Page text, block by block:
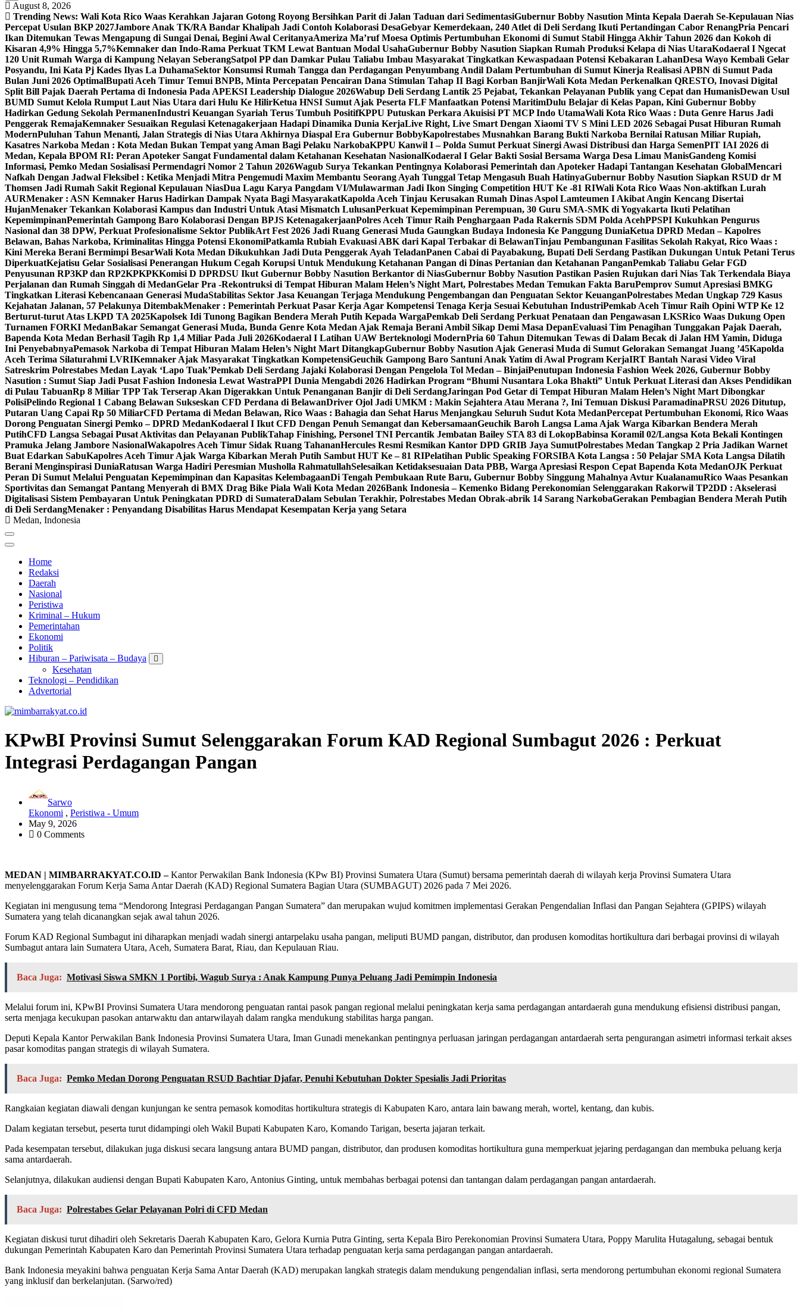
August 8, 2026
Trending News: Wali Kota Rico Waas Kerahkan Jajaran Gotong Royong Bersihkan Parit di Jalan Taduan dari SedimentasiGubernur Bobby Nasution Minta Kepala Daerah Se-Kepulauan Nias
Percepat Usulan BKP 2027Jambore Anak TK/RA Bandar Khalipah Jadi Contoh Kolaborasi DesaGebyar Kemerdekaan, 240 Atlet di Deli Serdang Ikuti Pertandingan Cabor RenangPria Pencari
Ikan Ditemukan Tewas Mengapung di Sungai Denai, Begini Awal Ceritanya‎Ameriza Ma’ruf Moesa‎ Optimis Pertumbuhan Ekonomi di Sumut Stabil Hingga Akhir Tahun 2026 dan Kokoh di
Kisaran 4,9% Hingga 5,7%Kemnaker dan Indo-Rama Perkuat TKM Lewat Bantuan Modal UsahaGubernur Bobby Nasution Siapkan Rumah Produksi Kelapa di Nias UtaraKodaeral I Ngecat
120 Unit Rumah Warga di Kampung Nelayan SeberangSatpol PP dan Damkar Pulau Taliabu Imbau Masyarakat Tingkatkan Kewaspadaan Potensi Kebakaran LahanDesa Wayo Kembali Gelar
Posyandu, Ini Kata Pj Kades Ilyas La DuhamaSektor Konsumsi Rumah Tangga dan Perdagangan Penyumbang Andil Dalam Pertumbuhan di Sumut ‎ Kinerja Realisasi APBN di Sumut Pada
Bulan Juni 2026 Optimal‎‎Bupati Aceh Timur Temui BNPB, Minta Percepatan Pencairan Dana Stimulan Tahap II Bagi Korban BanjirWali Kota Medan Perkenalkan QRESTO, Inovasi Digital
Split Bill Pajak Daerah Pertama di Indonesia Pada APEKSI Leadership Dialogue 2026Wabup Deli Serdang Lantik 25 Pejabat, Tekankan Pelayanan Publik yang Cepat dan HumanisDewan Usul
BUMD Sumut Kelola Rumput Laut Nias Utara dari Hulu Ke HilirKetua HNSI Sumut Ajak Peserta FLF Manfaatkan Potensi MaritimDulu Belajar di Kelas Papan, Kini Gubernur Bobby
Hadirkan Gedung Sekolah PermanenIndustri Keuangan Syariah Terus Tumbuh PositifKPPU Putuskan Perkara Akuisisi PT MCP Indo UtamaWali Kota Rico Waas : Duta Genre Harus Jadi
Penggerak RemajaKemnaker Sesuaikan Regulasi Ketenagakerjaan Hadapi Dinamika Dunia KerjaLive Right, Live Smart Dengan Xiaomi TV S Mini LED 2026 Sebagai Pusat Hiburan Rumah
ModernPuluhan Tahun Menanti, Jalan Strategis di Nias Utara Akhirnya Diaspal Era Gubernur BobbyKapolrestabes Musnahkan Barang Bukti Narkoba Bernilai Ratusan Miliar Rupiah,
Kasatres Narkoba Medan : Kota Medan Bukan Tempat yang Aman Bagi Pelaku NarkobaKPPU Kanwil I – Polda Sumut Perkuat Sinergi Awasi Distribusi dan Harga SemenPIT IAI 2026 di
Medan, Kepala BPOM RI: Peran Apoteker Sangat Fundamental dalam Ketahanan Kesehatan NasionalKodaeral I Gelar Bakti Sosial Bersama Warga Desa Limau ManisGandeng Komisi
Informasi, Pemko Medan Sosialisasi Permendagri Nomor 2 Tahun 2026Wagub Surya Tekankan Pentingnya Kolaborasi Pemerintah dan Apoteker Hadapi Tantangan Kesehatan GlobalMencari
Nafkah Dengan Jadwal Fleksibel : Ketika Menjadi Mitra Pengemudi Maxim Membantu Seorang Ayah Tunggal Tetap Mengasuh Buah HatinyaGubernur Bobby Nasution Siapkan RSUD dr M
Thomsen Jadi Rumah Sakit Regional Kepulauan NiasDua Lagu Karya Pangdam VI/Mulawarman Jadi Ikon Singing Competition HUT Ke -81 RIWali Kota Rico Waas Non-aktifkan Lurah
AURMenaker : ASN Kemnaker Harus Hadirkan Dampak Nyata Bagi MasyarakatKapolda Aceh Tinjau Kerusakan Rumah Dinas Aspol Lamteumen I Akibat Angin Kencang Disertai
HujanMenaker Tekankan Kolaborasi Kampus dan Industri Untuk Atasi Mismatch LulusanPerkuat Kepemimpinan Perempuan, 30 Guru SMA-SMK di Yogyakarta Ikuti Pelatihan
KepemimpinanPemerintah Gampong Baro Kolaborasi Dengan BPJS KetenagakerjaanPolres Aceh Timur Raih Penghargaan Pada Rakernis SDM Polda AcehPPSPI Kukuhkan Pengurus
Nasional dan 38 DPW, Perkuat Profesionalisme Sektor PublikArt Fest 2026 Jadi Ruang Generasi Muda Gaungkan Budaya Indonesia Ke Panggung DuniaKetua DPRD Medan – Kapolres
Belawan, Bahas Narkoba, Kriminalitas Hingga Potensi EkonomiPatkamla Rubiah Evakuasi ABK dari Kapal Terbakar di BelawanTinjau Pembangunan Fasilitas Sekolah Rakyat, Rico Waas :
Kini Mereka Berani Bermimpi BesarWali Kota Medan Dikukuhkan Jadi Duta Penggerak Ayah TeladanPanen Cabai di Payabakung, Bupati Deli Serdang Pastikan Dukungan Untuk Petani Terus
DiperkuatKejatisu Gelar Sosialisasi Penerangan Hukum Cegah Korupsi Untuk Mendukung Ketahanan Pangan di Dinas Pertanian dan Ketahanan PanganPemkab Taliabu Gelar FGD
Penyusunan RP3KP dan RP2KPKPKKomisi D DPRDSU Ikut Gubernur Bobby Nasution Berkantor di NiasGubernur Bobby Nasution Pastikan Pasien Rujukan dari Nias Tak Terkendala Biaya
Perjalanan dan Rumah Singgah di MedanGelar Pra -Rekontruksi di Tempat Hiburan Malam Helen’s Night Mart, Polrestabes Medan Temukan Fakta BaruPemprov Sumut Apresiasi BMKG
Tingkatkan Literasi Kebencanaan Generasi MudaStabilitas Sektor Jasa Keuangan Terjaga Mendukung Pengembangan dan Penguatan Sektor KeuanganPolrestabes Medan Ungkap 729 Kasus
Kejahatan Jalanan, 57 Pelakunya DitembakMenaker : Pemerintah Perkuat Pasar Kerja Agar Kompetensi Tenaga Kerja Sesuai Kebutuhan IndustriPemkab Aceh Timur Raih Opini WTP Ke 12
Berturut-turut Atas LKPD TA 2025Kapolsek Idi Tunong Bagikan Bendera Merah Putih Kepada WargaPemkab Deli Serdang Perkuat Penataan dan Pengawasan LKSRico Waas Dukung Open
Turnamen FORKI MedanBakar Semangat Generasi Muda, Bunda Genre Kota Medan Ajak Remaja Berani Ambil Sikap Demi Masa DepanEvaluasi Tim Penagihan Tunggakan Pajak Daerah,
Bapenda Kota Medan Berhasil Tagih Rp 1,4 Miliar Pada Juli 2026Kodaeral I Latihan UAW Berteknologi ModernPria 60 Tahun Ditemukan Tewas di Dalam Becak di Jalan HM Yamin, Diduga
Ini PenyebabnyaPemasok Narkoba di Tempat Hiburan Malam Helen’s Night Mart DitangkapGubernur Bobby Nasution Ajak Generasi Muda di Sumut Gelorakan Semangat Juang ’45Kapolda
Aceh Terima Silaturahmi LVRIKemnaker Ajak Masyarakat Tingkatkan KompetensiGeuchik Gampong Baro Santuni Anak Yatim di Awal Program KerjaIRT Bantah Narasi Video Viral
Satreskrim Polrestabes Medan Layak ‘Lapo Tuak’Pemkab Deli Serdang Jajaki Kolaborasi Dengan Pengelola Tol Medan – BinjaiPenutupan Indonesia Fashion Week 2026, Gubernur Bobby
Nasution : Sumut Siap Jadi Pusat Fashion Indonesia Lewat WastraPPI Dunia Mengabdi 2026 Hadirkan Program “Bhumi Nusantara Loka Bhakti” Untuk Perkuat Literasi dan Akses Pendidikan
di Pulau TabuanRp 8 Miliar TPP Tak Terserap Akan Digerakkan Untuk Penanganan Banjir di Deli SerdangJaringan Pod Getar di Tempat Hiburan Malam Helen’s Night Mart Dibongkar
PolisiPelindo Regional 1 Cabang Belawan Sukseskan CFD Perdana di BelawanDriver Ojol Jadi UMKM : Makin Sejahtera Atau Merana ?, Ini Temuan Diskusi ParamadinaPRSU 2026 Ditutup,
Putaran Uang Capai Rp 50 MiliarCFD Pertama di Medan Belawan, Rico Waas : Bahagia dan Sehat Harus Menjangkau Seluruh Sudut Kota MedanPercepat Pertumbuhan Ekonomi, Rico Waas
Dorong Penguatan Sinergi Pemko – DPRD MedanKodaeral I Ikut CFD Dengan Penuh Semangat dan KebersamaanGeuchik Baroh Langsa Lama Ajak Warga Kibarkan Bendera Merah
PutihCFD Langsa Sebagai Pusat Aktivitas dan Pelayanan PublikTahap Finishing, Personel TNI Percantik Jembatan Bailey STA 83 di LokopBabinsa Koramil 02/Langsa Kota Bekali Kontingen
Pramuka Jelang Jambore NasionalWakapolres Aceh Timur Sidak Ruang TahananHercules Resmi Resmikan Kantor DPD GRIB Jaya SumutPolrestabes Medan Tangkap 2 Pria Jadikan Warnet
Buat Edarkan SabuKapolres Aceh Timur Ajak Warga Kibarkan Merah Putih Sambut HUT Ke – 81 RIPelatihan Public Speaking FORSIBA Kota Langsa : 50 Pelajar SMA Kota Langsa Dilatih
Berani Menginspirasi DuniaRatusan Warga Hadiri Peresmian Musholla RahmatullahSelesaikan Ketidaksesuaian Data PBB, Warga Apresiasi Respon Cepat Bapenda Kota MedanOJK Perkuat
Peran Di Sumut Melalui Penguatan Kepemimpinan dan Kapasitas KelembagaanDi Tengah Pembukaan Rute Baru, Gubernur Bobby Singgung Mahalnya Avtur KualanamuRico Waas Pesankan
Sportivitas dan Semangat Pantang Menyerah di BMX Drag Bike Piala Wali Kota Medan 2026Bank Indonesia – Kemenko Bidang Perekonomian Selenggarakan Rakorwil TP2DD : Akselerasi
Digitalisasi Sistem Pembayaran Untuk Peningkatan PDRD di SumateraDalam Sebulan Terakhir, Polrestabes Medan Obrak-abrik 14 Sarang NarkobaGerakan Pembagian Bendera Merah Putih
di Deli SerdangMenaker : Penyandang Disabilitas Harus Mendapat Kesempatan Kerja yang Setara
Medan, Indonesia
Home
Redaksi
Daerah
Nasional
Peristiwa
Kriminal – Hukum
Pemerintahan
Ekonomi
Politik
Hiburan – Pariwisata – Budaya
Kesehatan
Teknologi – Pendidikan
Advertorial
KPwBI Provinsi Sumut Selenggarakan Forum KAD Regional Sumbagut 2026 : Perkuat
Integrasi Perdagangan Pangan
Sarwo
Ekonomi , Peristiwa - Umum
May 9, 2026
0 Comments
MEDAN | MIMBARRAKYAT.CO.ID –Kantor Perwakilan Bank Indonesia (KPw BI) Provinsi Sumatera Utara (Sumut) bersama pemerintah daerah di wilayah kerja Provinsi Sumatera Utara
menyelenggarakan Forum Kerja Sama Antar Daerah (KAD) Regional Sumatera Bagian Utara (SUMBAGUT) 2026 pada 7 Mei 2026.
Kegiatan ini mengusung tema “Mendorong Integrasi Perdagangan Pangan Sumatera” dan merupakan wujud komitmen implementasi Gerakan Pengendalian Inflasi dan Pangan Sejahtera (GPIPS) wilayah
Sumatera yang telah dicanangkan sejak awal tahun 2026.
Forum KAD Regional Sumbagut ini diharapkan menjadi wadah sinergi antarpelaku usaha pangan, meliputi BUMD pangan, distributor, dan produsen komoditas hortikultura dari berbagai provinsi di wilayah
Sumbagut antara lain Sumatera Utara, Aceh, Sumatera Barat, Riau, dan Kepulauan Riau.
Baca Juga: Motivasi Siswa SMKN 1 Portibi, Wagub Surya : Anak Kampung Punya Peluang Jadi Pemimpin Indonesia
Melalui forum ini, KPwBI Provinsi Sumatera Utara mendorong penguatan rantai pasok pangan regional melalui peningkatan kerja sama perdagangan antardaerah guna mendukung efisiensi distribusi pangan,
serta menjaga kecukupan pasokan antarwaktu dan antarwilayah dalam rangka mendukung stabilitas harga pangan.
Deputi Kepala Kantor Perwakilan Bank Indonesia Provinsi Sumatera Utara, Iman Gunadi menekankan pentingnya perluasan jaringan perdagangan antardaerah serta pengurangan asimetri informasi terkait akses
pasar komoditas pangan strategis di wilayah Sumatera.
Baca Juga: Pemko Medan Dorong Penguatan RSUD Bachtiar Djafar, Penuhi Kebutuhan Dokter Spesialis Jadi Prioritas
Rangkaian kegiatan diawali dengan kunjungan ke sentra pemasok komoditas hortikultura strategis di Kabupaten Karo, antara lain bawang merah, wortel, kentang, dan kubis.
Dalam kegiatan tersebut, peserta turut didampingi oleh Wakil Bupati Kabupaten Karo, Komando Tarigan, beserta jajaran terkait.
Pada kesempatan tersebut, dilakukan juga diskusi secara langsung antara BUMD pangan, distributor, dan produsen komoditas hortikultura guna memperkuat jejaring perdagangan dan membuka peluang kerja
sama antardaerah.
Selanjutnya, dilakukan audiensi dengan Bupati Kabupaten Karo, Antonius Ginting, untuk membahas berbagai potensi dan tantangan dalam perdagangan pangan antardaerah.
Baca Juga: Polrestabes Gelar Pelayanan Polri di CFD Medan
Kegiatan diskusi turut dihadiri oleh Sekretaris Daerah Kabupaten Karo, Gelora Kurnia Putra Ginting, serta Kepala Biro Perekonomian Provinsi Sumatera Utara, Poppy Marulita Hutagalung, sebagai bentuk
dukungan Pemerintah Kabupaten Karo dan Pemerintah Provinsi Sumatera Utara terhadap penguatan kerja sama perdagangan pangan antardaerah.
Bank Indonesia meyakini bahwa penguatan Kerja Sama Antar Daerah (KAD) merupakan langkah strategis dalam mendukung pengendalian inflasi, serta mendorong pertumbuhan ekonomi regional Sumatera
yang inklusif dan berkelanjutan. (Sarwo/red)